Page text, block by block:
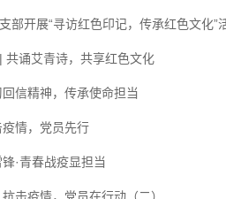
部开展“寻访红色印记，传承红色文化”
共诵艾青诗，共享红色文化
信精神，传承使命担当
情，党员先行
·青春战疫显担当